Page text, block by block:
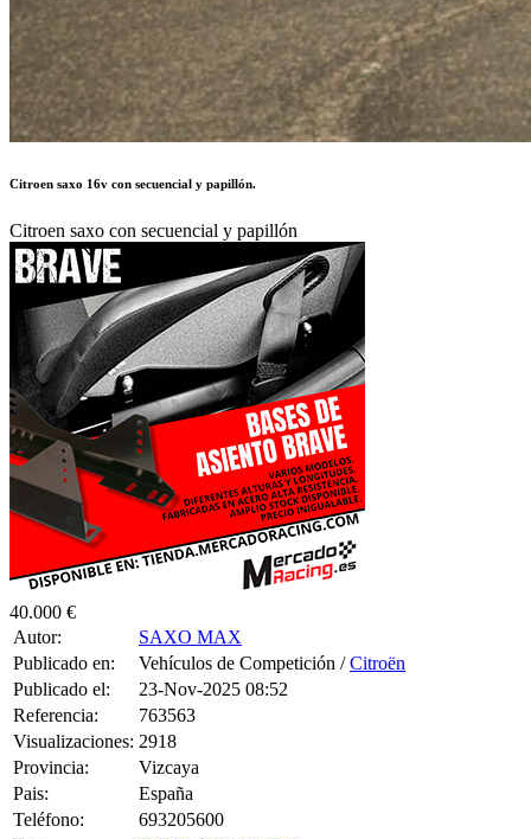
40.000 €
Autor:
Publicado en:
Vehículos de Competición /
Publicado el:
23-Nov-2025 08:52
Referencia:
763563
Visualizaciones:
2918
Provincia:
Vizcaya
Pais:
España
Teléfono:
693205600
Tag:
T-Shirt,Women